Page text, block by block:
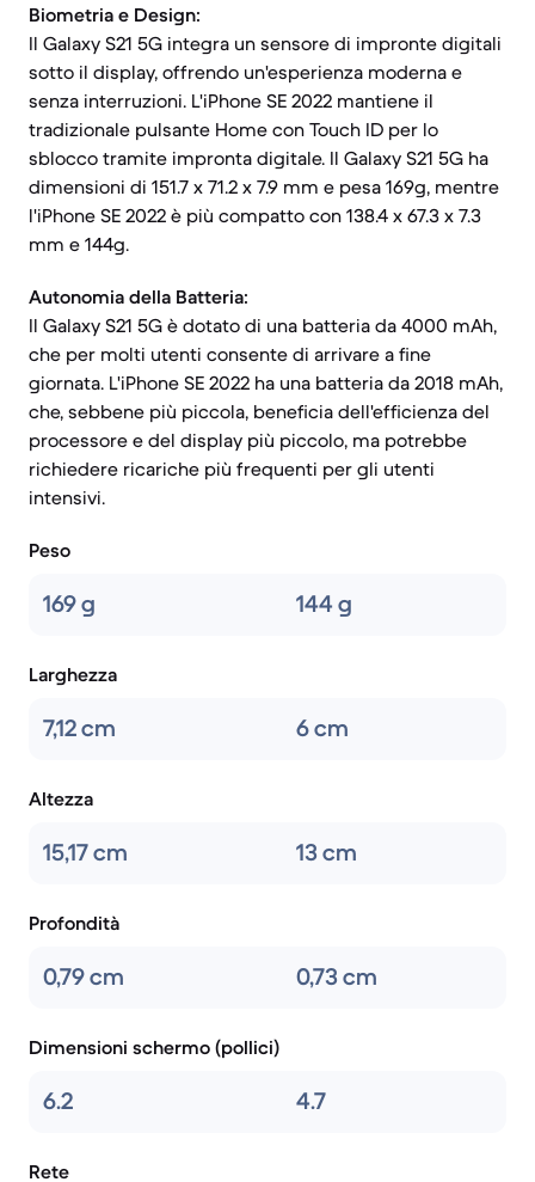
Biometria e Design:
Il Galaxy S21 5G integra un sensore di impronte digitali
sotto il display, offrendo un'esperienza moderna e
senza interruzioni. L'iPhone SE 2022 mantiene il
tradizionale pulsante Home con Touch ID per lo
sblocco tramite impronta digitale. Il Galaxy S21 5G ha
dimensioni di 151.7 x 71.2 x 7.9 mm e pesa 169g, mentre
l'iPhone SE 2022 è più compatto con 138.4 x 67.3 x 7.3
mm e 144g.
Autonomia della Batteria:
Il Galaxy S21 5G è dotato di una batteria da 4000 mAh,
che per molti utenti consente di arrivare a fine
giornata. L'iPhone SE 2022 ha una batteria da 2018 mAh,
che, sebbene più piccola, beneficia dell'efficienza del
processore e del display più piccolo, ma potrebbe
richiedere ricariche più frequenti per gli utenti
intensivi.
Peso
169 g 144 g
Larghezza
7,12 cm 6 cm
Altezza
15,17 cm 13 cm
Profondità
0,79 cm 0,73 cm
Dimensioni schermo (pollici)
6.2 4.7
Rete